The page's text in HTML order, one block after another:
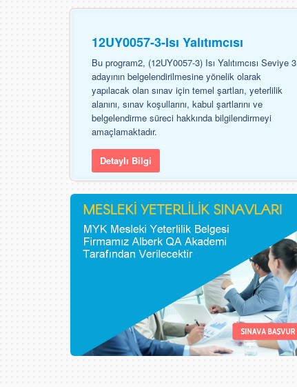
12UY0057-3-Isı Yalıtımcısı
Bu program2, (12UY0057-3) Isı Yalıtımcısı Seviye 3
adayının belgelendirilmesine yönelik olarak
yapılacak olan sınav için temel şartları, yeterlilik
alanını, sınav koşullarını, kabul şartlarını ve
belgelendirme süreci hakkında bilgilendirmeyi
amaçlamaktadır.
Detaylı Bilgi